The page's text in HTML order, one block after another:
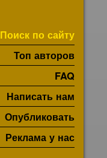
Поиск по сайту
Топ авторов
FAQ
Написать нам
Опубликовать
Реклама у нас